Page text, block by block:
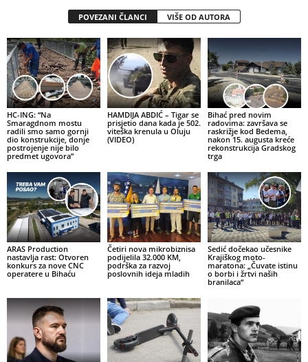
POVEZANI ČLANCI VIŠE OD AUTORA
HC-ING: “Na
Smaragdnom mostu
radili smo samo gornji
dio konstrukcije, donje
postrojenje nije bilo
predmet ugovora”
HAMDIJA ABDIĆ – Tigar se
prisjetio dana kada je 502.
viteška krenula u Oluju
(VIDEO)
Bihać pred novim
radovima: završava se
raskrižje kod Bedema,
nakon 15. augusta kreće
rekonstrukcija Gradskog
trga
ARAS Production
nastavlja rast: Otvoren
konkurs za nove CNC
operatere u Bihaću
Četiri nova mikrobiznisa
podijelila 32.000 KM,
podrška za razvoj
poslovnih ideja mladih
Sedić dočekao učesnike
Krajiškog moto-
maratona: „Čuvate istinu
o borbi i žrtvi naših
branilaca“